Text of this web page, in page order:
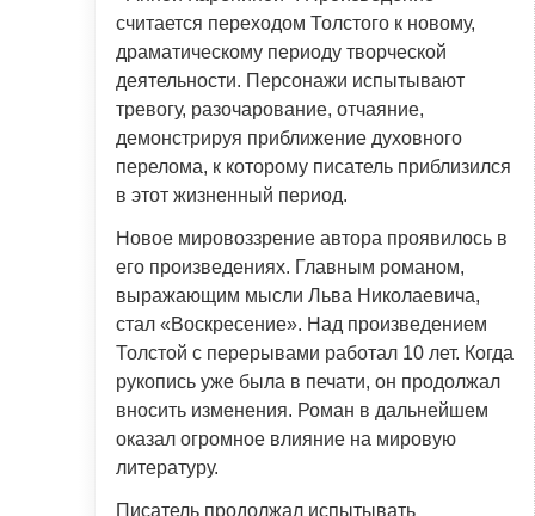
считается переходом Толстого к новому,
драматическому периоду творческой
деятельности. Персонажи испытывают
тревогу, разочарование, отчаяние,
демонстрируя приближение духовного
перелома, к которому писатель приблизился
в этот жизненный период.
Новое мировоззрение автора проявилось в
его произведениях. Главным романом,
выражающим мысли Льва Николаевича,
стал «Воскресение». Над произведением
Толстой с перерывами работал 10 лет. Когда
рукопись уже была в печати, он продолжал
вносить изменения. Роман в дальнейшем
оказал огромное влияние на мировую
литературу.
Писатель продолжал испытывать